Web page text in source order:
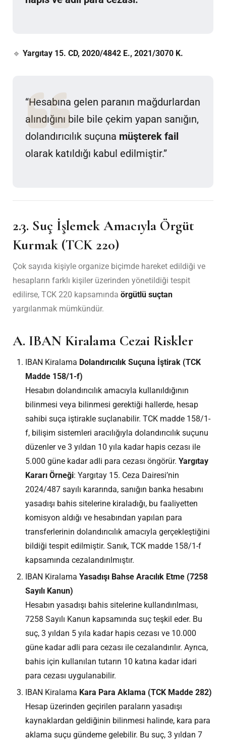
🔹 Yargıtay 15. CD, 2020/4842 E., 2021/3070 K.
“Hesabına gelen paranın mağdurlardan
alındığını bile bile çekim yapan sanığın,
dolandırıcılık suçuna müşterek fail
olarak katıldığı kabul edilmiştir.”
2.3. Suç İşlemek Amacıyla Örgüt
Kurmak (TCK 220)
Çok sayıda kişiyle organize biçimde hareket edildiği ve
hesapların farklı kişiler üzerinden yönetildiği tespit
edilirse, TCK 220 kapsamında örgütlü suçtan
yargılanmak mümkündür.
A. IBAN Kiralama Cezai Riskler
IBAN Kiralama Dolandırıcılık Suçuna İştirak (TCK
Madde 158/1-f)
Hesabın dolandırıcılık amacıyla kullanıldığının
bilinmesi veya bilinmesi gerektiği hallerde, hesap
sahibi suça iştirakle suçlanabilir. TCK madde 158/1-
f, bilişim sistemleri aracılığıyla dolandırıcılık suçunu
düzenler ve 3 yıldan 10 yıla kadar hapis cezası ile
5.000 güne kadar adli para cezası öngörür. Yargıtay
Kararı Örneği: Yargıtay 15. Ceza Dairesi’nin
2024/487 sayılı kararında, sanığın banka hesabını
yasadışı bahis sitelerine kiraladığı, bu faaliyetten
komisyon aldığı ve hesabından yapılan para
transferlerinin dolandırıcılık amacıyla gerçekleştiğini
bildiği tespit edilmiştir. Sanık, TCK madde 158/1-f
kapsamında cezalandırılmıştır.
IBAN Kiralama Yasadışı Bahse Aracılık Etme (7258
Sayılı Kanun)
Hesabın yasadışı bahis sitelerine kullandırılması,
7258 Sayılı Kanun kapsamında suç teşkil eder. Bu
suç, 3 yıldan 5 yıla kadar hapis cezası ve 10.000
güne kadar adli para cezası ile cezalandırılır. Ayrıca,
bahis için kullanılan tutarın 10 katına kadar idari
para cezası uygulanabilir.
IBAN Kiralama Kara Para Aklama (TCK Madde 282)
Hesap üzerinden geçirilen paraların yasadışı
kaynaklardan geldiğinin bilinmesi halinde, kara para
aklama suçu gündeme gelebilir. Bu suç, 3 yıldan 7